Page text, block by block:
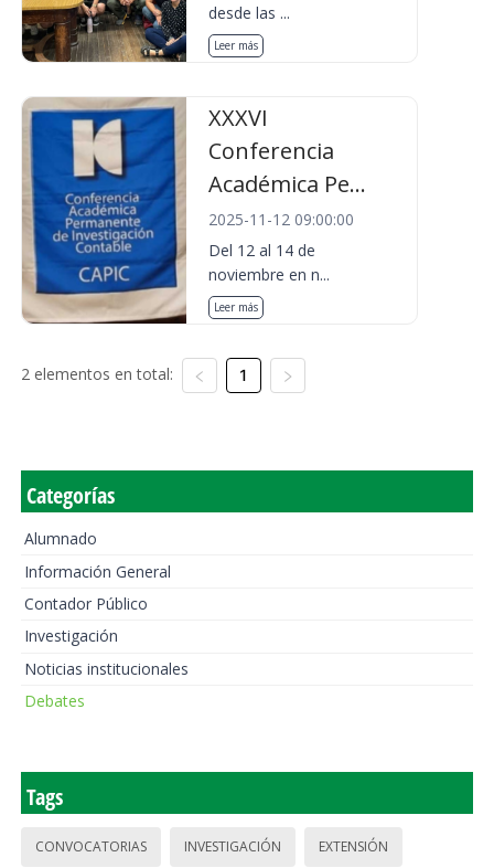
desde las ...
Leer más
XXXVI
Conferencia
Académica Pe...
2025-11-12 09:00:00
Del 12 al 14 de
noviembre en n...
Leer más
2 elementos en total: 1
Categorías
Alumnado
Información General
Contador Público
Investigación
Noticias institucionales
Debates
Tags
CONVOCATORIAS INVESTIGACIÓN EXTENSIÓN